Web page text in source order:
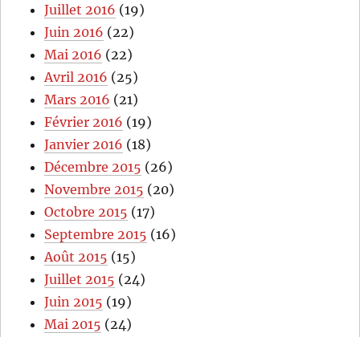
Juillet 2016 (19)
Juin 2016 (22)
Mai 2016 (22)
Avril 2016 (25)
Mars 2016 (21)
Février 2016 (19)
Janvier 2016 (18)
Décembre 2015 (26)
Novembre 2015 (20)
Octobre 2015 (17)
Septembre 2015 (16)
Août 2015 (15)
Juillet 2015 (24)
Juin 2015 (19)
Mai 2015 (24)